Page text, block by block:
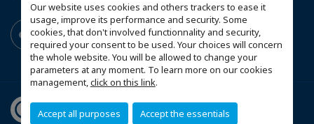
Our website uses cookies and others trackers to ease it
usage, improve its performance and security. Some
cookies, that don't involved functionnality and security,
required your consent to be used. Your choices will concern
the whole website. You will be allowed to change your
parameters at any moment. To learn more on our cookies
management,click on this link.
Accept all purposes Accept the essentials